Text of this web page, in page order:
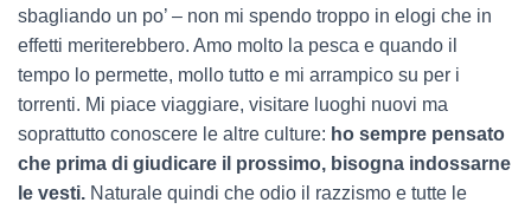
sbagliando un po’ – non mi spendo troppo in elogi che in
effetti meriterebbero. Amo molto la pesca e quando il
tempo lo permette, mollo tutto e mi arrampico su per i
torrenti. Mi piace viaggiare, visitare luoghi nuovi ma
soprattutto conoscere le altre culture: ho sempre pensato
che prima di giudicare il prossimo, bisogna indossarne
le vesti. Naturale quindi che odio il razzismo e tutte le